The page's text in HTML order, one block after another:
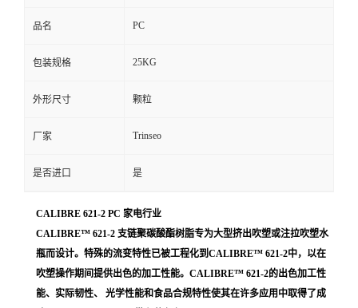
品名 PC
包装规格 25KG
外形尺寸 颗粒
厂家 Trinseo
是否进口 是
CALIBRE 621-2 PC 家电行业
CALIBRE™ 621-2 支链聚碳酸酯树脂专为大型挤出吹塑或注拉吹塑水
瓶而设计。特殊的流变特性已被工程化到CALIBRE™ 621-2中，以在
吹塑操作期间提供出色的加工性能。CALIBRE™ 621-2的出色加工性
能、实际韧性、 光学性能和食品合规特性使其在许多应用中取得了成